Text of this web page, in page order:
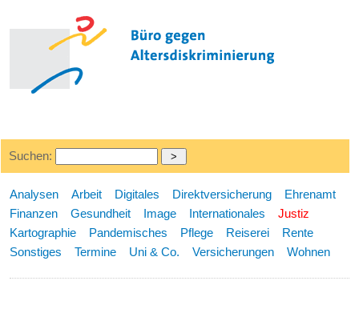
Suchen:
Analysen Arbeit Digitales Direktversicherung
Ehrenamt
Finanzen
Gesundheit Image Internationales
Justiz
Kartographie
Pandemisches Pflege Reiserei
Rente
Sonstiges
Termine Uni & Co. Versicherungen Wohnen